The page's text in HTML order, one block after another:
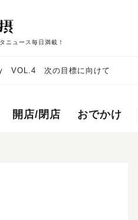
ニュース毎日満載！
VOL.4 次の目標に向けて
開店/閉店 おでかけ